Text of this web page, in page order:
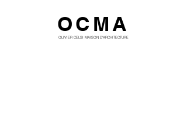
OCMA
OLIVIER CELSI MAISON D'ARCHITECTURE